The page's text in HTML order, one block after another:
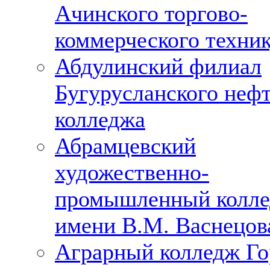
Ачинского торгово-
коммерческого
Абдулинский филиал
Бугурусланского
колледжа
Абрамцевский
художественно-
промышленный
имени В.М.
Аграрный колледж